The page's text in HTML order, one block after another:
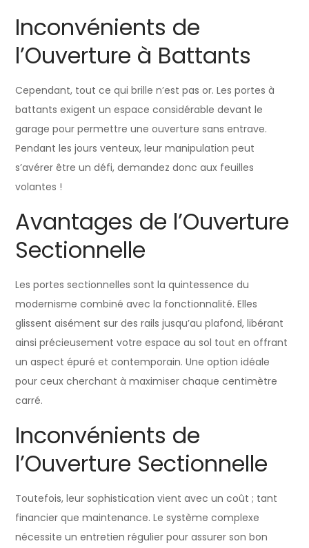
Inconvénients de
l’Ouverture à Battants
Cependant, tout ce qui brille n’est pas or. Les portes à
battants exigent un espace considérable devant le
garage pour permettre une ouverture sans entrave.
Pendant les jours venteux, leur manipulation peut
s’avérer être un défi, demandez donc aux feuilles
volantes !
Avantages de l’Ouverture
Sectionnelle
Les portes sectionnelles sont la quintessence du
modernisme combiné avec la fonctionnalité. Elles
glissent aisément sur des rails jusqu’au plafond, libérant
ainsi précieusement votre espace au sol tout en offrant
un aspect épuré et contemporain. Une option idéale
pour ceux cherchant à maximiser chaque centimètre
carré.
Inconvénients de
l’Ouverture Sectionnelle
Toutefois, leur sophistication vient avec un coût ; tant
financier que maintenance. Le système complexe
nécessite un entretien régulier pour assurer son bon